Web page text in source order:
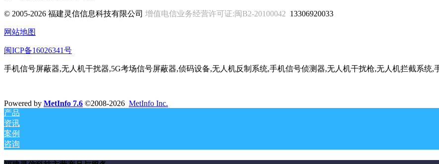
© 2005-2026 福建灵信信息科技有限公司 增值电信业务经营许可证:闽B2-20100042 13306920033
网站地图
闽ICP备16026341号
手机信号屏蔽器,无人机干扰器,5G考场信号屏蔽器,侦码设备,无人机反制系统,手机信号侦测器,无人机干扰枪,无人机拦截系统,
Powered by MetInfo 7.6 ©2008-2026 MetInfo Inc.
产品
资讯
案例
咨询